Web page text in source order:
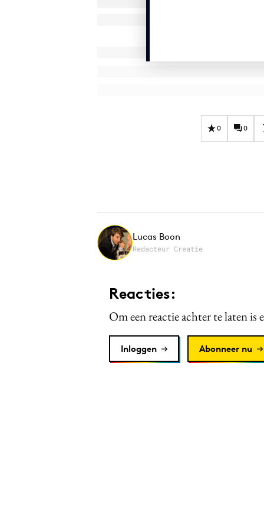
0 0
Lucas Boon
Redacteur Creatie
Reacties:
Om een reactie achter te laten is
Inloggen Abonneer nu